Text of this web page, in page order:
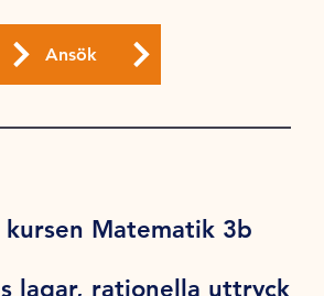
Ansök
kursen Matematik 3b
lagar, rationella uttryck